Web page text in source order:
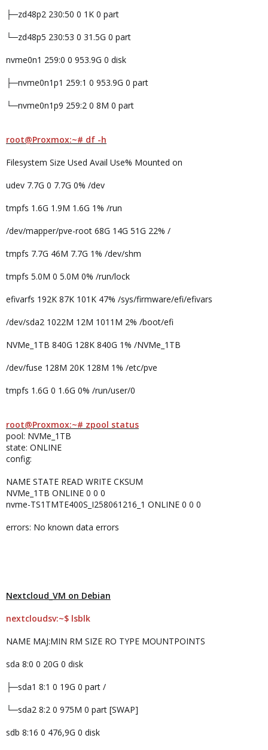
├─zd48p2 230:50 0 1K 0 part
└─zd48p5 230:53 0 31.5G 0 part
nvme0n1 259:0 0 953.9G 0 disk
├─nvme0n1p1 259:1 0 953.9G 0 part
└─nvme0n1p9 259:2 0 8M 0 part
root@Proxmox:~# df -h
Filesystem Size Used Avail Use% Mounted on
udev 7.7G 0 7.7G 0% /dev
tmpfs 1.6G 1.9M 1.6G 1% /run
/dev/mapper/pve-root 68G 14G 51G 22% /
tmpfs 7.7G 46M 7.7G 1% /dev/shm
tmpfs 5.0M 0 5.0M 0% /run/lock
efivarfs 192K 87K 101K 47% /sys/firmware/efi/efivars
/dev/sda2 1022M 12M 1011M 2% /boot/efi
NVMe_1TB 840G 128K 840G 1% /NVMe_1TB
/dev/fuse 128M 20K 128M 1% /etc/pve
tmpfs 1.6G 0 1.6G 0% /run/user/0
root@Proxmox:~# zpool status
pool: NVMe_1TB
state: ONLINE
config:
NAME STATE READ WRITE CKSUM
NVMe_1TB ONLINE 0 0 0
nvme-TS1TMTE400S_I258061216_1 ONLINE 0 0 0
errors: No known data errors
Nextcloud_VM on Debian
nextcloudsv:~$ lsblk
NAME MAJ:MIN RM SIZE RO TYPE MOUNTPOINTS
sda 8:0 0 20G 0 disk
├─sda1 8:1 0 19G 0 part /
└─sda2 8:2 0 975M 0 part [SWAP]
sdb 8:16 0 476,9G 0 disk